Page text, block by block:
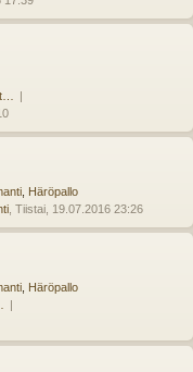
Häröpallo
, Tiistai, 19.07.2016 23:26
Häröpallo